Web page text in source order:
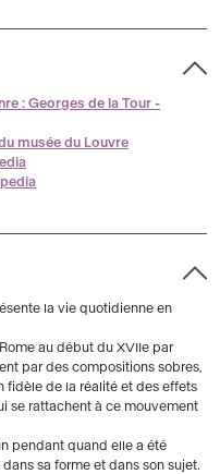
: Georges de la Tour -
musée du Louvre
la vie quotidienne en
au début du XVIIe par
par des compositions sobres,
fidèle de la réalité et des effets
se rattachent à ce mouvement
pendant quand elle a été
sa forme et dans son sujet.